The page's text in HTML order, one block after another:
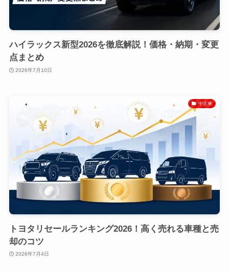
ハイラックス新型2026を徹底解説！価格・納期・変更
点まとめ
2026年7月10日
中古車
トヨタリセールランキング2026！高く売れる車種と売
却のコツ
2026年7月4日